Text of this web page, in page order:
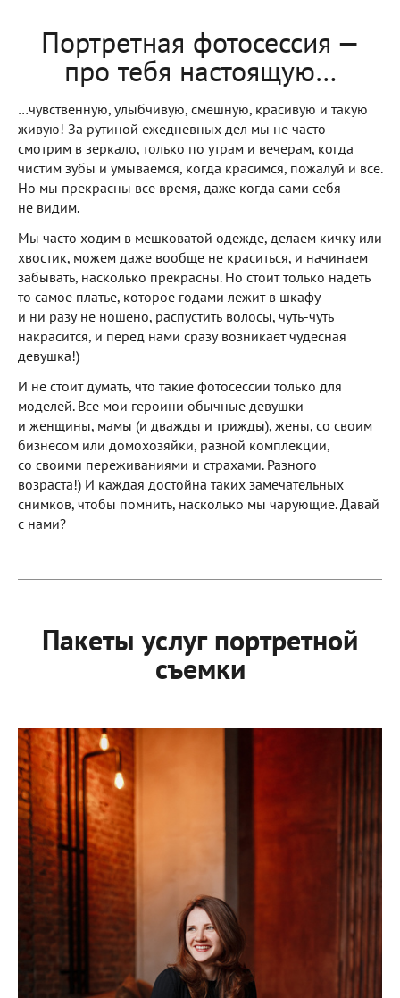
Портретная фотосессия —
про тебя настоящую…
…чувственную, улыбчивую, смешную, красивую и такую
живую! За рутиной ежедневных дел мы не часто
смотрим в зеркало, только по утрам и вечерам, когда
чистим зубы и умываемся, когда красимся, пожалуй и все.
Но мы прекрасны все время, даже когда сами себя
не видим.
Мы часто ходим в мешковатой одежде, делаем кичку или
хвостик, можем даже вообще не краситься, и начинаем
забывать, насколько прекрасны. Но стоит только надеть
то самое платье, которое годами лежит в шкафу
и ни разу не ношено, распустить волосы, чуть-чуть
накрасится, и перед нами сразу возникает чудесная
девушка!)
И не стоит думать, что такие фотосессии только для
моделей. Все мои героини обычные девушки
и женщины, мамы (и дважды и трижды), жены, со своим
бизнесом или домохозяйки, разной комплекции,
со своими переживаниями и страхами. Разного
возраста!) И каждая достойна таких замечательных
снимков, чтобы помнить, насколько мы чарующие. Давай
с нами?
Пакеты услуг портретной
съемки